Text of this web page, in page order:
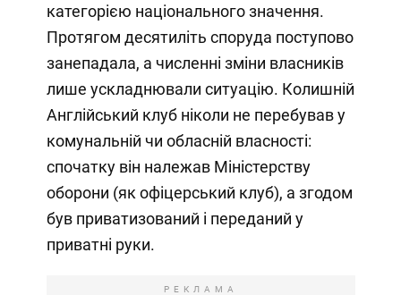
категорією національного значення.
Протягом десятиліть споруда поступово
занепадала, а численні зміни власників
лише ускладнювали ситуацію. Колишній
Англійський клуб ніколи не перебував у
комунальній чи обласній власності:
спочатку він належав Міністерству
оборони (як офіцерський клуб), а згодом
був приватизований і переданий у
приватні руки.
РЕКЛАМА